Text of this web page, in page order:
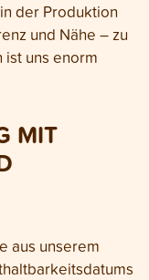
der Produktion
und Nähe – zu
ist uns enorm
MIT
aus unserem